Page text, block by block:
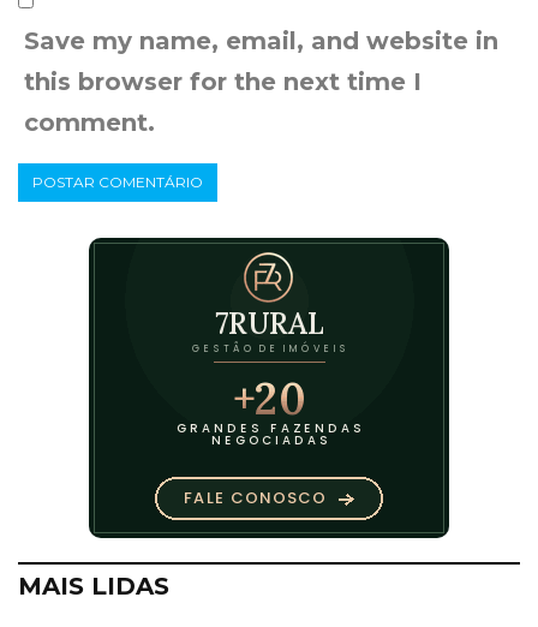
Save my name, email, and website in
this browser for the next time I
comment.
MAIS LIDAS